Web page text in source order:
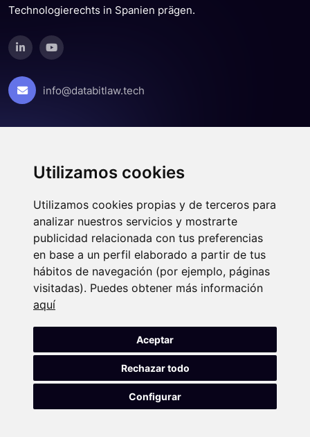
Utilizamos cookies
Utilizamos cookies propias y de terceros para
analizar nuestros servicios y mostrarte
publicidad relacionada con tus preferencias
en base a un perfil elaborado a partir de tus
hábitos de navegación (por ejemplo, páginas
visitadas). Puedes obtener más información
aquí
Aceptar
Rechazar todo
Configurar
Technologierechts in Spanien prägen.
info@databitlaw.tech
News
Servicios
MiCA
Tokenisierung finanzieller Vermögenswerte
Datenschutz
Compliance
Diseñado por
Datenschutz
Impressum Cookies
Cookie-